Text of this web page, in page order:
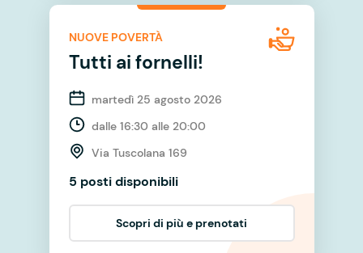
NUOVE POVERTÀ
Tutti ai fornelli!
martedì 25 agosto 2026
dalle 16:30 alle 20:00
Via Tuscolana 169
5 posti disponibili
Scopri di più e prenotati